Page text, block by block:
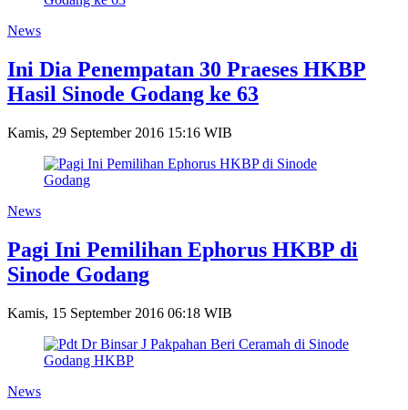
News
Ini Dia Penempatan 30 Praeses HKBP
Hasil Sinode Godang ke 63
Kamis, 29 September 2016 15:16 WIB
News
Pagi Ini Pemilihan Ephorus HKBP di
Sinode Godang
Kamis, 15 September 2016 06:18 WIB
News